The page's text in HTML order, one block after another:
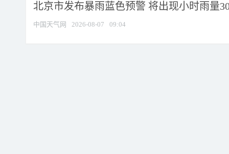
北京市发布暴雨蓝色预警 将出现小时雨量
中国天气网 2026-08-07 09:04